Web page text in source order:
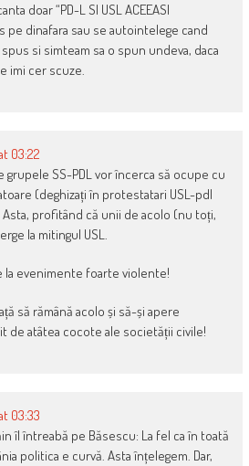
doar “PD-L SI USL ACEEASI
pe dinafara sau se autointelege cand
si simteam sa o spun undeva, daca
imi cer scuze.
03:22
grupele SS-PDL vor încerca să ocupe cu
(deghizați în protestatari USL-pdl
Asta, profitând că unii de acolo (nu toți,
la mitingul USL.
la evenimente foarte violente!
să rămână acolo și să-și apere
de atâtea cocote ale societății civile!
03:33
îl întreabă pe Băsescu: La fel ca în toată
politica e curvă. Asta înțelegem. Dar,